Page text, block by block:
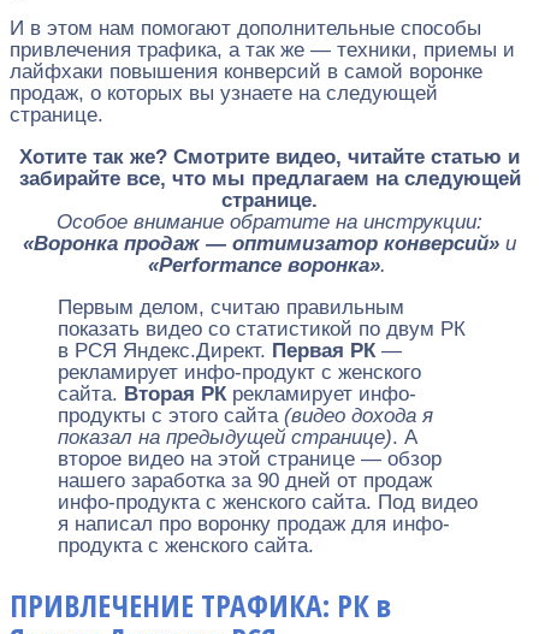
И в этом нам помогают дополнительные способы
привлечения трафика, а так же — техники, приемы и
лайфхаки повышения конверсий в самой воронке
продаж, о которых вы узнаете на следующей
странице.
Хотите так же? Смотрите видео, читайте статью и
забирайте все, что мы предлагаем на следующей
странице.
Особое внимание обратите на инструкции:
«Воронка продаж — оптимизатор конверсий» и
«Performance воронка».
Первым делом, считаю правильным
показать видео со статистикой по двум РК
в РСЯ Яндекс.Директ. Первая РК—
рекламирует инфо-продукт с женского
сайта. Вторая РКрекламирует инфо-
продукты с этого сайта (видео дохода я
показал на предыдущей странице). А
второе видео на этой странице — обзор
нашего заработка за 90 дней от продаж
инфо-продукта с женского сайта. Под видео
я написал про воронку продаж для инфо-
продукта с женского сайта.
ПРИВЛЕЧЕНИЕ ТРАФИКА: РК в